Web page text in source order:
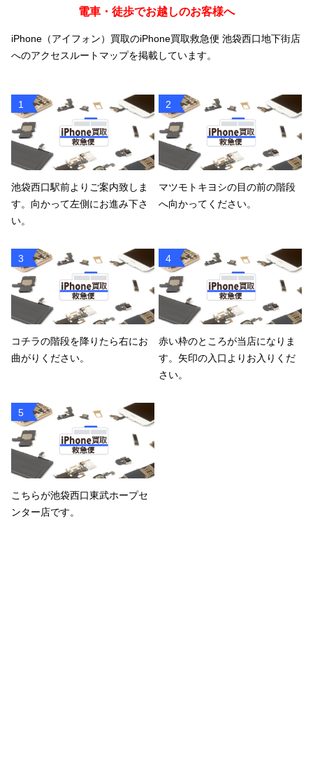
電車・徒歩でお越しのお客様へ
iPhone（アイフォン）買取のiPhone買取救急便 池袋西口地下街店
へのアクセスルートマップを掲載しています。
1
池袋西口駅前よりご案内致しま
す。向かって左側にお進み下さ
い。
2
マツモトキヨシの目の前の階段
へ向かってください。
3
コチラの階段を降りたら右にお
曲がりください。
4
赤い枠のところが当店になりま
す。矢印の入口よりお入りくだ
さい。
5
こちらが池袋西口東武ホープセ
ンター店です。